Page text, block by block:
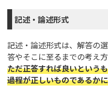
記述・論述形式
記述・論述形式は、解答の
答やそこに至るまでの考え
ただ正答すれば良いという
過程が正しいものであるか